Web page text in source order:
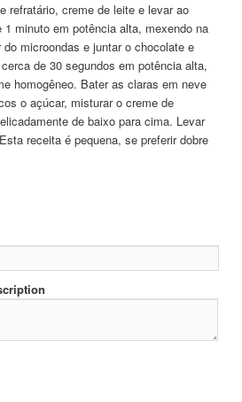
refratário, creme de leite e levar ao
1 minuto em potência alta, mexendo na
microondas e juntar o chocolate e
de 30 segundos em potência alta,
homogêneo. Bater as claras em neve
o açúcar, misturar o creme de
de baixo para cima. Levar
receita é pequena, se preferir dobre